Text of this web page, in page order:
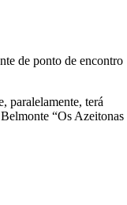
de ponto de encontro
paralelamente, terá
“Os Azeitonas